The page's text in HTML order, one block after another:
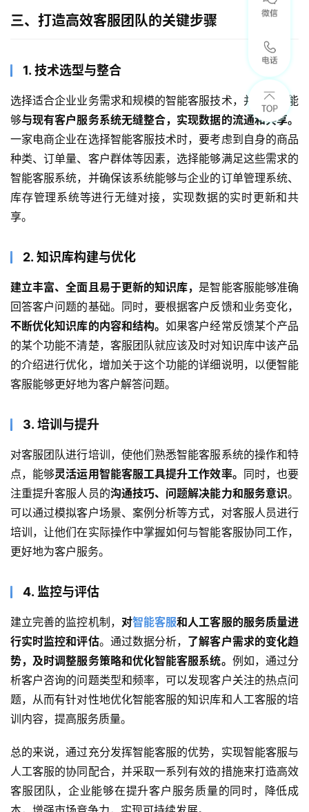
三、打造高效客服团队的关键步骤
1. 技术选型与整合
选择适合企业业务需求和规模的智能客服技术，并确保其能
够与现有客户服务系统无缝整合，实现数据的流通和共享。
一家电商企业在选择智能客服技术时，要考虑到自身的商品
种类、订单量、客户群体等因素，选择能够满足这些需求的
智能客服系统，并确保该系统能够与企业的订单管理系统、
库存管理系统等进行无缝对接，实现数据的实时更新和共
享。
2. 知识库构建与优化
建立丰富、全面且易于更新的知识库， 是智能客服能够准确
回答客户问题的基础。同时，要根据客户反馈和业务变化，
不断优化知识库的内容和结构。如果客户经常反馈某个产品
的某个功能不清楚，客服团队就应该及时对知识库中该产品
的介绍进行优化，增加关于这个功能的详细说明，以便智能
客服能够更好地为客户解答问题。
3. 培训与提升
对客服团队进行培训，使他们熟悉智能客服系统的操作和特
点，能够灵活运用智能客服工具提升工作效率。 同时，也要
注重提升客服人员的沟通技巧、问题解决能力和服务意识。
可以通过模拟客户场景、案例分析等方式，对客服人员进行
培训，让他们在实际操作中掌握如何与智能客服协同工作，
更好地为客户服务。
4. 监控与评估
建立完善的监控机制， 对智能客服和人工客服的服务质量进
行实时监控和评估。通过数据分析， 了解客户需求的变化趋
势，及时调整服务策略和优化智能客服系统。 例如，通过分
析客户咨询的问题类型和频率，可以发现客户关注的热点问
题，从而有针对性地优化智能客服的知识库和人工客服的培
训内容，提高服务质量。
总的来说，通过充分发挥智能客服的优势，实现智能客服与
人工客服的协同配合，并采取一系列有效的措施来打造高效
客服团队，企业能够在提升客户服务质量的同时，降低成